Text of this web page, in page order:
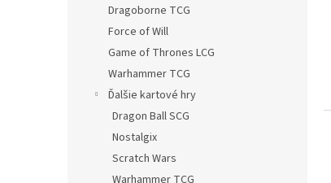
Dragoborne TCG
Force of Will
Game of Thrones LCG
Warhammer TCG
Ďalšie kartové hry
Dragon Ball SCG
Nostalgix
Scratch Wars
Warhammer TCG